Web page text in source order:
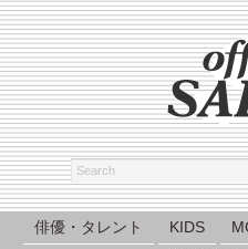
俳優・タレント KIDS